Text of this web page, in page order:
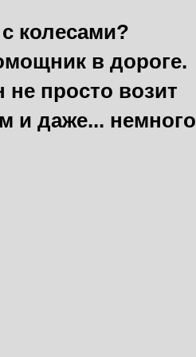
колесами?
в дороге.
не просто возит
и даже... немного